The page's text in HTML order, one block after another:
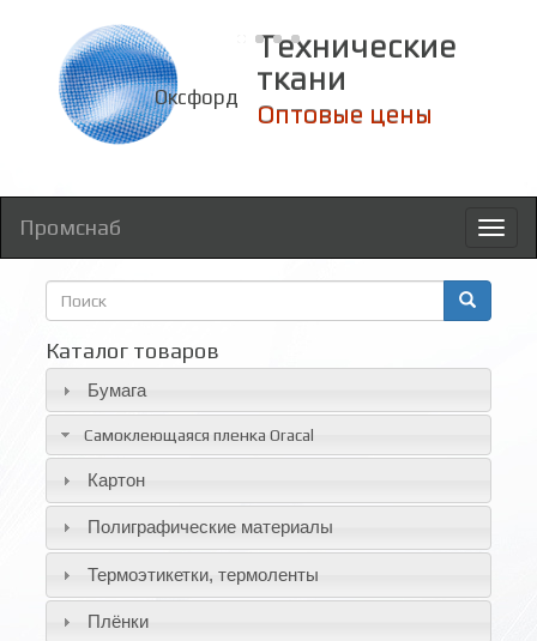
Технические
ткани
Оксфорд
Оптовые цены
Промснаб
Форма
поиска
Каталог товаров
Бумага
Самоклеющаяся пленка Oracal
Картон
Полиграфические материалы
Термоэтикетки, термоленты
Плёнки